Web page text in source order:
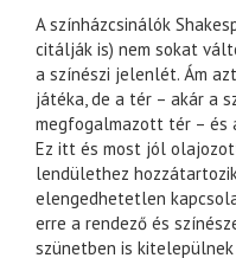
A színházcsinálók
citálják is) nem sokat
a színészi jelenlét. Ám
játéka, de a tér – akár a
megfogalmazott tér – és
Ez itt és most jól
lendülethez
elengedhetetlen
erre a rendező és
szünetben is